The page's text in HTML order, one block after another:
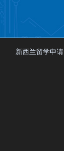
新西兰留学申请